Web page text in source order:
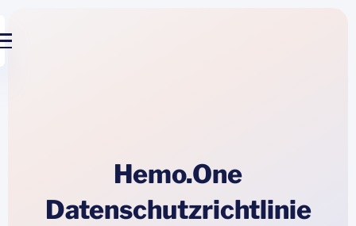
Hemo.One
Datenschutzrichtlinie